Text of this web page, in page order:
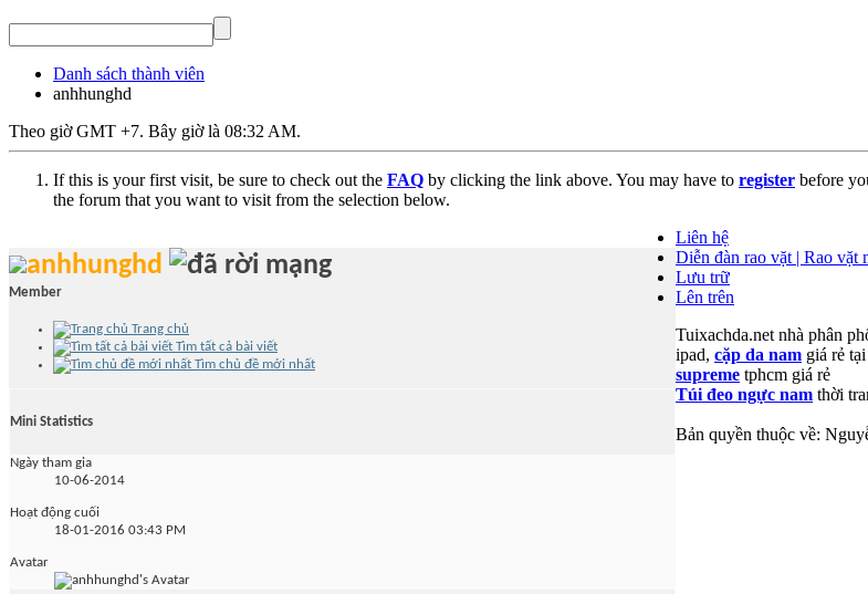
Danh sách thành viên
anhhunghd
Theo giờ GMT +7. Bây giờ là 08:32 AM.
If this is your first visit, be sure to check out the FAQ by clicking the link above. You may have to register before
the forum that you want to visit from the selection below.
anhhunghd
Member
Trang chủ
Tìm tất cả bài viết
Tìm chủ đề mới nhất
Mini Statistics
Ngày tham gia
10-06-2014
Hoạt động cuối
18-01-2016 03:43 PM
Avatar
Liên hệ
Diễn đàn rao vặt | Rao vặt
Lưu trữ
Lên trên
Tuixachda.net nhà phân
ipad, cặp da nam giá rẻ
supreme tphcm giá rẻ
Túi đeo ngực nam thời
Bản quyền thuộc về: